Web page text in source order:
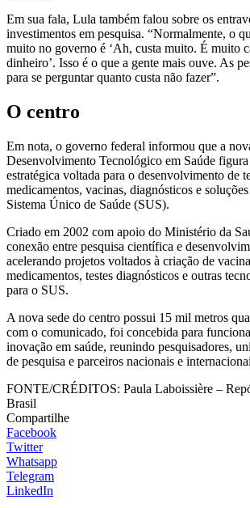
Em sua fala, Lula também falou sobre os
investimentos em pesquisa. “Normalmente, o
muito no governo é ‘Ah, custa muito. É muito
dinheiro’. Isso é o que a gente mais ouve. As
para se perguntar quanto custa não fazer”.
O centro
Em nota, o governo federal informou que a
Desenvolvimento Tecnológico em Saúde
estratégica voltada para o desenvolvimento de
medicamentos, vacinas, diagnósticos e
Sistema Único de Saúde (SUS).
Criado em 2002 com apoio do Ministério da
conexão entre pesquisa científica e
acelerando projetos voltados à criação de
medicamentos, testes diagnósticos e outras
para o SUS.
A nova sede do centro possui 15 mil metros
com o comunicado, foi concebida para
inovação em saúde, reunindo pesquisadores,
de pesquisa e parceiros nacionais e
FONTE/CRÉDITOS: Paula Laboissière –
Brasil
Compartilhe
Facebook
Twitter
Whatsapp
Telegram
LinkedIn